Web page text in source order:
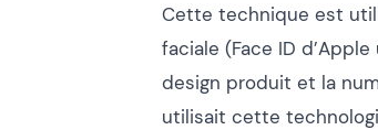
Cette technique est
faciale (Face ID
design produit et la
utilisait cette